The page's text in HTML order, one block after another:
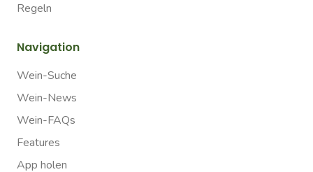
Regeln
Navigation
Wein-Suche
Wein-News
Wein-FAQs
Features
App holen